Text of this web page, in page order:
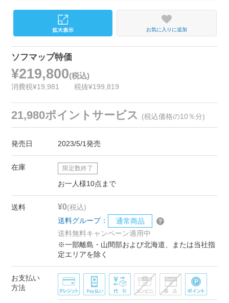
お気に入りに追加
ソフマップ特価
¥219,800(税込)
消費税¥19,981 税抜¥199,819
21,980ポイントサービス (税込価格の10％分)
発売日 2023/5/1発売
在庫 限定数終了
お一人様10点まで
送料 ¥0(税込)
送料グループ：
通常商品
送料無料キャンペーン適用中
※一部離島・山間部および北海道、または当社指
定エリアを除く
お支払い
方法